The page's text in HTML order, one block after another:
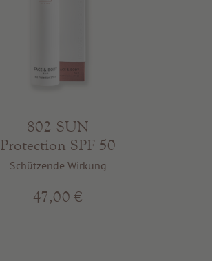
802 SUN
Protection SPF 50
Schützende Wirkung
47,00 €